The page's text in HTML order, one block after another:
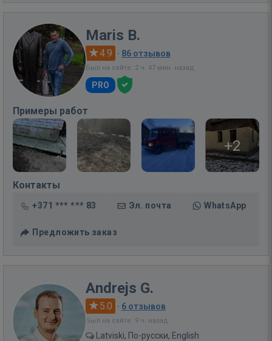
Maris B.
4.9 · 86 отзывов
Был на сайте: 2 ч. 47 мин. назад
PRO
Примеры работ
+2
Контакты
+371 *** *** 83 Эл. почта WhatsApp
Предложить заказ
Andrejs G.
5.0 · 6 отзывов
Был на сайте: 9 ч. назад
Latviski, По-русски, English